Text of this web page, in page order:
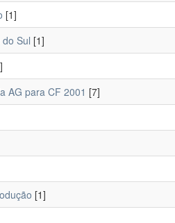
[1]
Sul [1]
AG para CF 2001 [7]
[1]